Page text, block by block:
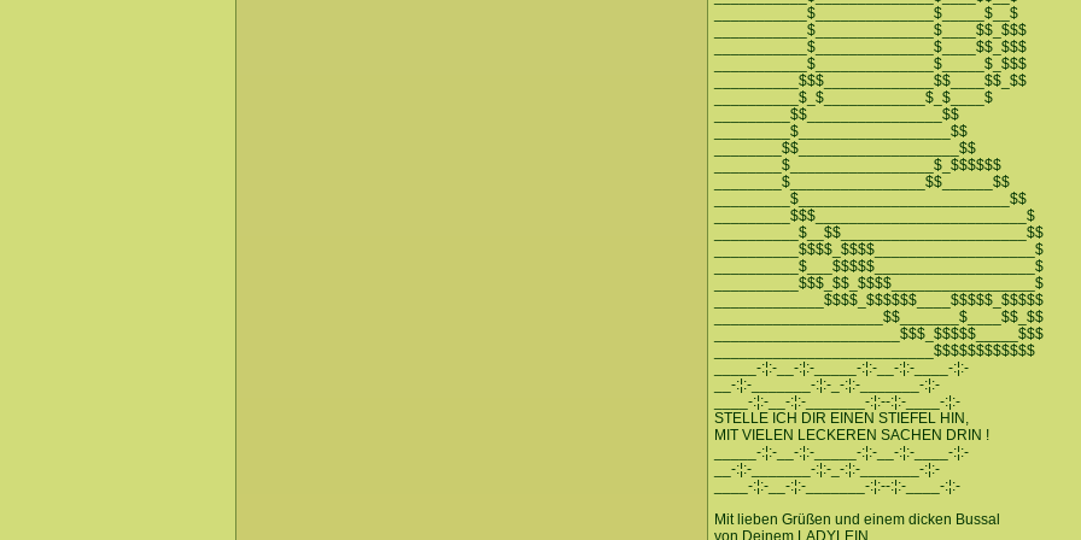
___________$______________$_____$__$
___________$______________$____$$_$$$
___________$______________$____$$_$$$
___________$______________$_____$_$$$
__________$$$_____________$$____$$_$$
__________$_$____________$_$____$
_________$$________________$$
_________$__________________$$
________$$___________________$$
________$_________________$_$$$$$$
________$________________$$______$$
_________$_________________________$$
_________$$$_________________________$
__________$__$$______________________$$
__________$$$$_$$$$___________________$
__________$___$$$$$___________________$
__________$$$_$$_$$$$_________________$
_____________$$$$_$$$$$$____$$$$$_$$$$$
____________________$$_______$____$$_$$
______________________$$$_$$$$$_____$$$
__________________________$$$$$$$$$$$$
_____-:¦:-__-:¦:-_____-:¦:-__-:¦:-____-:¦:-
__-:¦:-_______-:¦:-_-:¦:-_______-:¦:-
____-:¦:-__-:¦:-_______-:¦:--:¦:-____-:¦:-
STELLE ICH DIR EINEN STIEFEL HIN,
MIT VIELEN LECKEREN SACHEN DRIN !
_____-:¦:-__-:¦:-_____-:¦:-__-:¦:-____-:¦:-
__-:¦:-_______-:¦:-_-:¦:-_______-:¦:-
____-:¦:-__-:¦:-_______-:¦:--:¦:-____-:¦:-
Mit lieben Grüßen und einem dicken Bussal
von Deinem LADYLEIN